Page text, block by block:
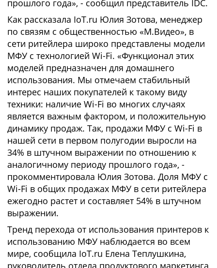
прошлого года», - сообщил представитель IDC.
Как рассказала IoT.ru Юлия Зотова, менеджер
по связям с общественностью «М.Видео», в
сети ритейлера широко представлены модели
МФУ с технологией Wi-Fi. «Функционал этих
моделей предназначен для домашнего
использования. Мы отмечаем стабильный
интерес наших покупателей к такому виду
техники: наличие Wi-Fi во многих случаях
является важным фактором, и положительную
динамику продаж. Так, продажи МФУ с Wi-Fi в
нашей сети в первом полугодии выросли на
34% в штучном выражении по отношению к
аналогичному периоду прошлого года», -
прокомментировала Юлия Зотова. Доля МФУ с
Wi-Fi в общих продажах МФУ в сети ритейлера
ежегодно растет и составляет 54% в штучном
выражении.
Тренд перехода от использования принтеров к
использованию МФУ наблюдается во всем
мире, сообщила IoT.ru Елена Теплушкина,
руководитель отдела продуктового маркетинга